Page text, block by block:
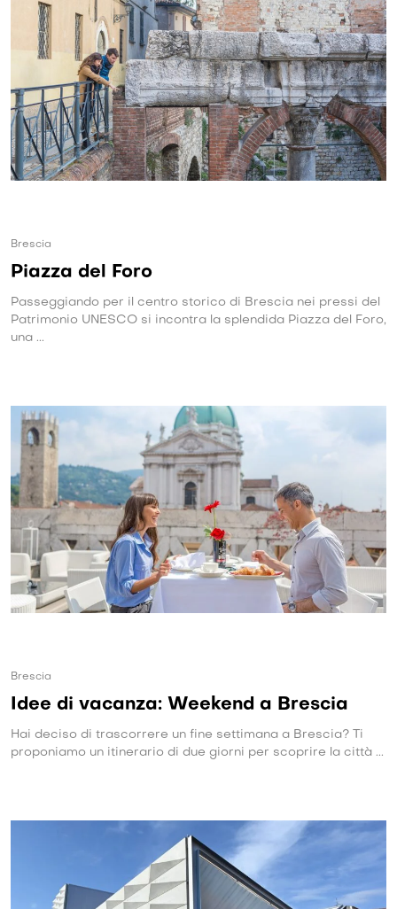
Brescia
Piazza del Foro
Passeggiando per il centro storico di Brescia nei pressi del
Patrimonio UNESCO si incontra la splendida Piazza del Foro,
una ...
Brescia
Idee di vacanza: Weekend a Brescia
Hai deciso di trascorrere un fine settimana a Brescia? Ti
proponiamo un itinerario di due giorni per scoprire la città ...